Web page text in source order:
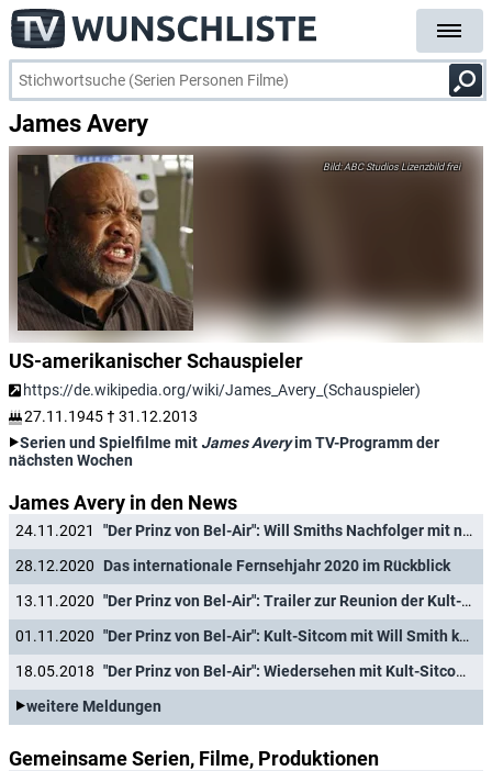
James Avery
ABC Studios Lizenzbild frei
US-amerikanischer Schauspieler
https://de.wikipedia.org/wiki/James_Avery_(Schauspieler)
27.11.1945 † 31.12.2013
Serien und Spielfilme mit James Averyim TV-Programm der
nächsten Wochen
James Avery in den News
24.11.2021
"Der Prinz von Bel-Air": Will Smiths Nachfolger mit neuem Titelsong im Preview-Trailer
28.12.2020
Das internationale Fernsehjahr 2020 im Rückblick
13.11.2020
"Der Prinz von Bel-Air": Trailer zur Reunion der Kult-Sitcom mit Will Smith
01.11.2020
"Der Prinz von Bel-Air": Kult-Sitcom mit Will Smith kehrt ins deutsche TV zurück
18.05.2018
"Der Prinz von Bel-Air": Wiedersehen mit Kult-Sitcom bei Nitro
weitere Meldungen
Gemeinsame Serien, Filme, Produktionen